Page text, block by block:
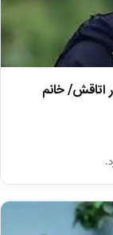
اتاقش/ خانم